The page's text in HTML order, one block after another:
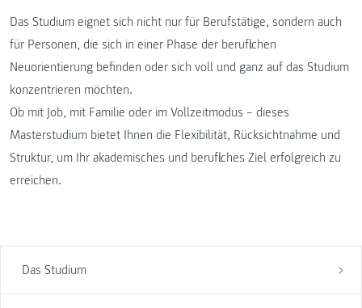
Das Studium
Das Studium eignet sich nicht nur für Berufstätige, sondern auch
für Personen, die sich in einer Phase der beruflichen
Neuorientierung befinden oder sich voll und ganz auf das Studium
konzentrieren möchten.
Ob mit Job, mit Familie oder im Vollzeitmodus – dieses
Masterstudium bietet Ihnen die Flexibilität, Rücksichtnahme und
Struktur, um Ihr akademisches und berufliches Ziel erfolgreich zu
erreichen.